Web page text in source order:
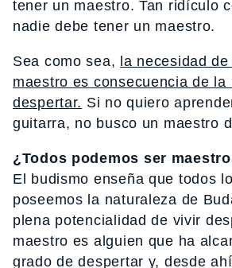
tener un maestro. Tan ridículo
nadie debe tener un maestro.
Sea como sea, la necesidad
maestro es consecuencia de la
despertar. Si no quiero
guitarra, no busco un maestro
¿Todos podemos ser
El budismo enseña que todos
poseemos la naturaleza de
plena potencialidad de vivir
maestro es alguien que ha
grado de despertar y, desde